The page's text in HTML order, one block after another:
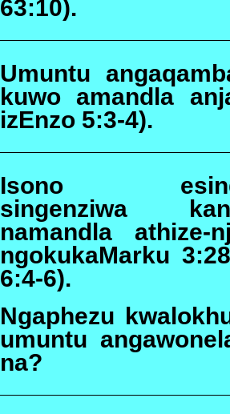
63:10).
Umuntu
kuwo amandla
izEnzo 5:3-4).
Isono
singenziwa
namandla athize-
ngokukaMarku
6:4-6).
Ngaphezu
umuntu
na?